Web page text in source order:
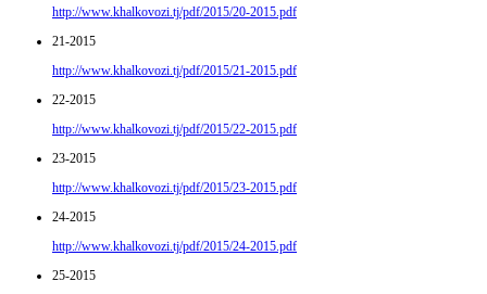
http://www.khalkovozi.tj/pdf/2015/20-2015.pdf
21-2015
http://www.khalkovozi.tj/pdf/2015/21-2015.pdf
22-2015
http://www.khalkovozi.tj/pdf/2015/22-2015.pdf
23-2015
http://www.khalkovozi.tj/pdf/2015/23-2015.pdf
24-2015
http://www.khalkovozi.tj/pdf/2015/24-2015.pdf
25-2015